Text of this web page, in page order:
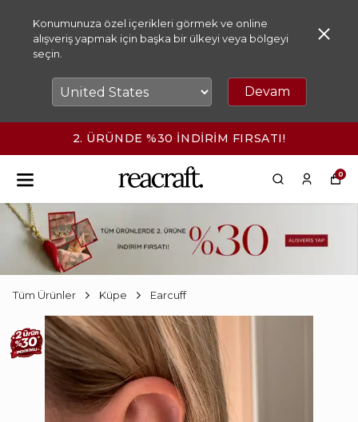
Konumunuza özel içerikleri görmek ve online
alışveriş yapmak için başka bir ülkeyi veya bölgeyi
seçin.
Devam
2500₺ ÜZERİ KARGO
0
Tüm Ürünler Küpe Earcuff